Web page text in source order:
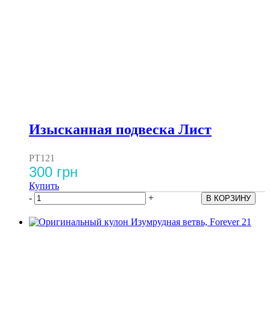
Изысканная подвеска Лист
PT121
300 грн
Купить
-
+